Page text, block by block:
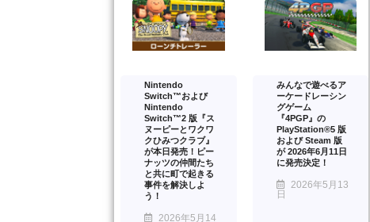
Nintendo
Switch™および
Nintendo
Switch™2 版『ス
ヌーピーとワクワ
クひみつクラブ』
が本日発売！ピー
ナッツの仲間たち
と共に町で起きる
事件を解決しよ
う！
2026年5月14
みんなで遊べるア
ーケードレーシン
グゲーム
『4PGP』の
PlayStation®5 版
および Steam 版
が 2026年6月11日
に発売決定！
2026年5月13
日